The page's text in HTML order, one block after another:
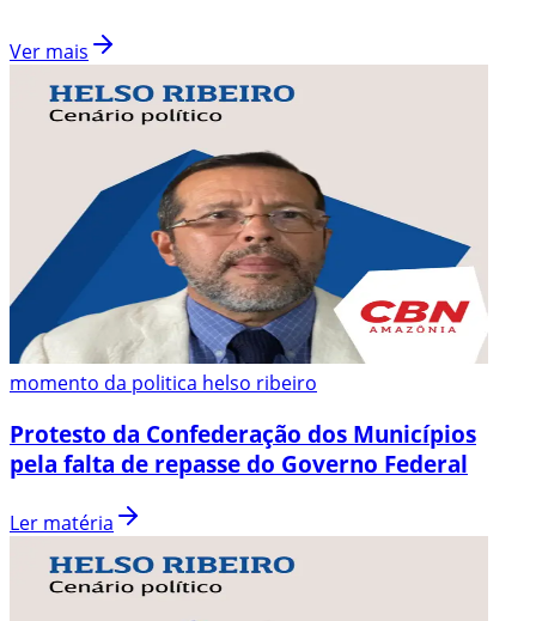
Ver mais
momento da politica helso ribeiro
Protesto da Confederação dos Municípios
pela falta de repasse do Governo Federal
Ler matéria